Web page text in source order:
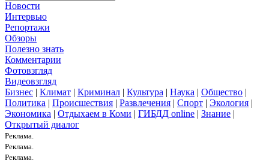
Новости
Интервью
Репортажи
Обзоры
Полезно знать
Комментарии
Фотовзгляд
Видеовзгляд
Бизнес | Климат | Криминал | Культура | Наука | Общество |
Политика | Происшествия | Развлечения | Спорт | Экология |
Экономика | Отдыхаем в Коми | ГИБДД online | Знание |
Открытый диалог
Реклама.
Реклама.
Реклама.